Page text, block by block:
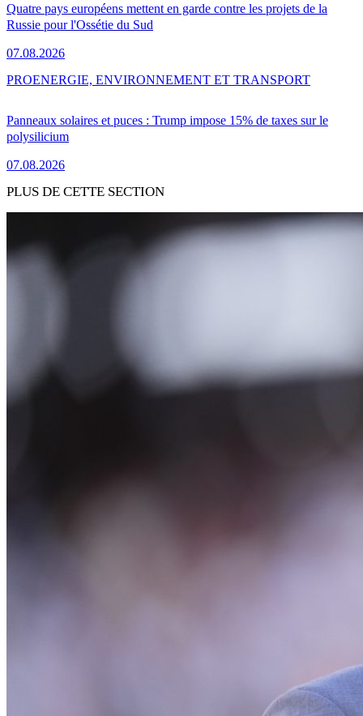
Quatre pays européens mettent en garde contre les projets de la
Russie pour l'Ossétie du Sud
07.08.2026
Panneaux solaires et puces : Trump impose 15% de taxes sur le
polysilicium
07.08.2026
PROENERGIE, ENVIRONNEMENT ET TRANSPORT
PLUS DE CETTE SECTION